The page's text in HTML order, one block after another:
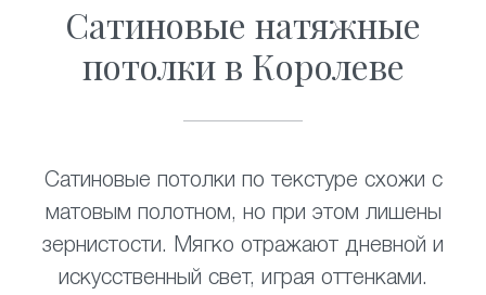
Сатиновые натяжные
потолки в Королеве
Сатиновые потолки по текстуре схожи с
матовым полотном, но при этом лишены
зернистости. Мягко отражают дневной и
искусственный свет, играя оттенками.